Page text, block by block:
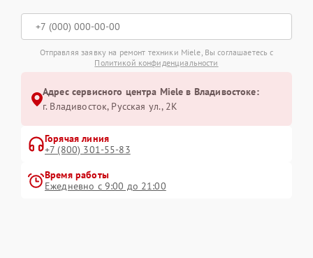
Отправляя заявку на ремонт техники Miele, Вы соглашаетесь с
Политикой конфиденциальности
Адрес сервисного центра Miele в Владивостоке:
г. Владивосток, Русская ул., 2К
Горячая линия
+7 (800) 301-55-83
Время работы
Ежедневно с 9:00 до 21:00